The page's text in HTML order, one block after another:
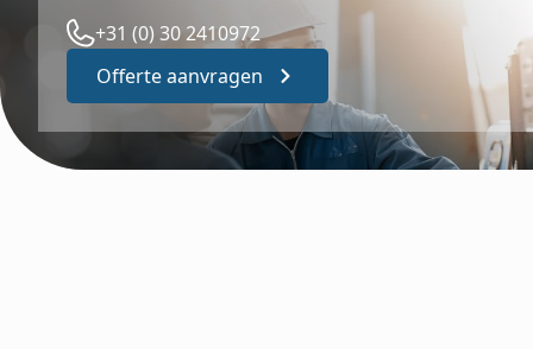
+31 (0) 30 2410972
Offerte aanvragen